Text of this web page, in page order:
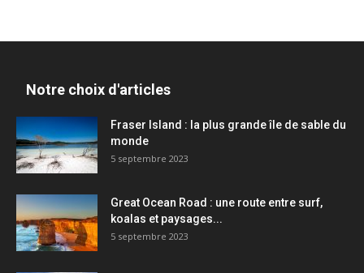
Notre choix d'articles
Fraser Island : la plus grande île de sable du
monde
5 septembre 2023
Great Ocean Road : une route entre surf,
koalas et paysages...
5 septembre 2023